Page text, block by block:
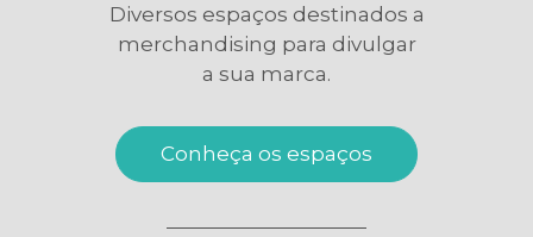
Diversos espaços destinados a
merchandising para divulgar
a sua marca.
Conheça os espaços